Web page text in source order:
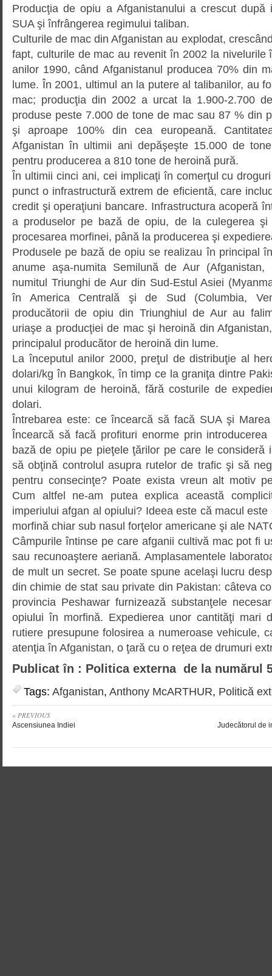
Producţia de opiu a Afganistanului a crescut după
SUA şi înfrângerea regimului taliban.
Culturile de mac din Afganistan au explodat,
fapt, culturile de mac au re­venit în 2002 la nivelurile
anilor 1990, când Afga­nis­tanul producea 70% din
lume. În 2001, ulti­mul an la putere al talibanilor, au
mac; producţia din 2002 a urcat la 1.900-2.700
produse peste 7.000 de tone de mac sau 87 % din
şi aproape 100% din cea europeană.
Afganistan în ultimii ani depăşeşte 15.000 de
pentru producerea a 810 tone de heroină pură.
În ultimii cinci ani, cei implicaţi în comerţul cu
punct o infrastructură extrem de eficientă, care
credit şi operaţiuni bancare. Infrastructura acoperă
a produselor pe bază de opiu, de la culegerea şi
procesarea morfinei, până la producerea şi
Produsele pe bază de opiu se rea­li­zau în principal
anume aşa-numita Semilună de Aur
numitul Triunghi de Aur din Sud-Estul Asiei
în America Centrală şi de Sud (Columbia,
producătorii de opiu din Triunghiul de Aur au
uriaşe a pro­duc­ţiei de mac şi heroină din
principalul producător de heroină din lume.
La începutul anilor 2000, preţul de distribuţie al
dolari/kg în Bangkok, în timp ce la graniţa dintre
unui kilogram de heroină, fără costurile de
dolari.
Întrebarea este: ce încearcă să facă SUA şi
Încearcă să facă profituri enorme prin
bază de opiu pe pieţele ţărilor pe care le consideră
să obţină controlul asupra rutelor de trafic şi să
pentru consecinţe? Poate exista vreun alt motiv
Cum altfel ne-am putea explica această
imperiului afgan al opiului? Ideea este că macul
morfină chiar sub nasul forţelor americane şi ale
Câmpurile întinse pe care afganii cultivă mac pot fi
sau recunoaştere aeriană. Ampla­samentele
de mult un secret. Se poate spune acelaşi lucru
din chimie de stat sau private din Pakistan: câteva
provincia Peshawar fur­nizează substanţele
opiului în morfină. Expedierea unor cantităţi mari
rutiere presupune folosirea a numeroase vehicule,
atenţia în Afganistan, o ţară cu o reţea de dru­muri
Publicat în : Politica externa de la numărul
Tags: Afganistan, Anthony McARTHUR, Politică
« PREVIOUS
Ascensiunea Indiei Judecătorul de